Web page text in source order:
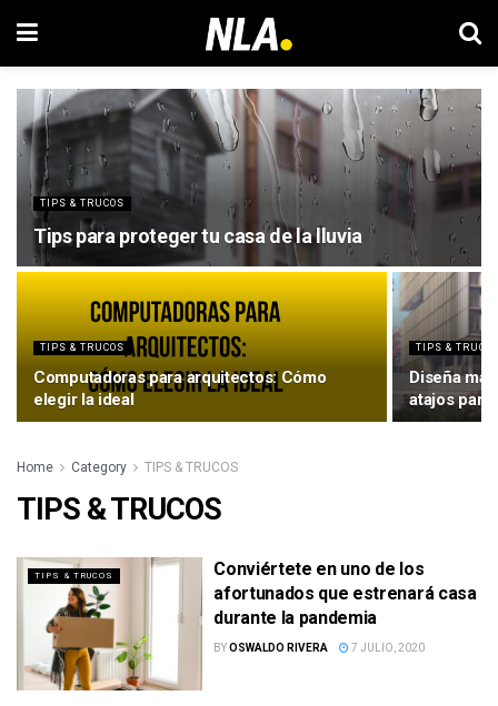
TIPS & TRUCOS
Tips para proteger tu casa de la lluvia
TIPS & TRUCOS
Computadoras para arquitectos: Cómo
elegir la ideal
TIPS &
Diseña
atajos para
Home Category TIPS & TRUCOS
TIPS & TRUCOS
TIPS & TRUCOS
Conviértete en uno de los
afortunados que estrenará casa
durante la pandemia
BYOSWALDO RIVERA 7 JULIO, 2020